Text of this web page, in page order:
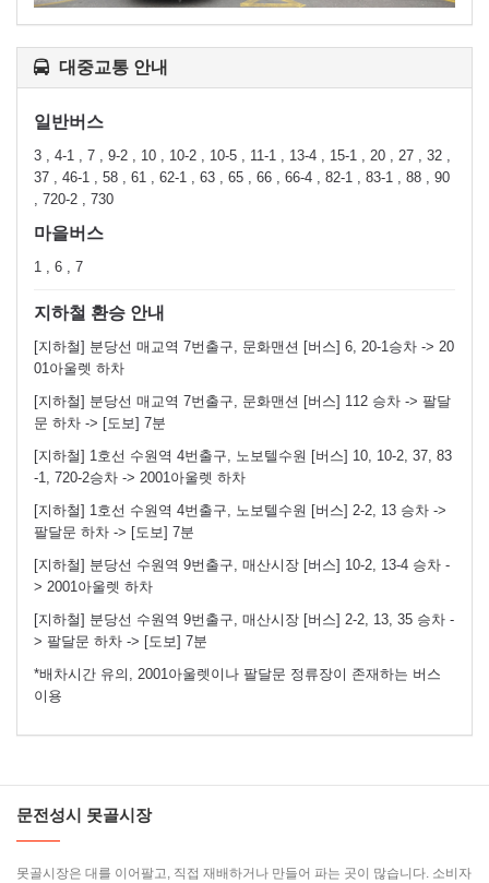
대중교통 안내
일반버스
3 , 4-1 , 7 , 9-2 , 10 , 10-2 , 10-5 , 11-1 , 13-4 , 15-1 , 20 , 27 , 32 ,
37 , 46-1 , 58 , 61 , 62-1 , 63 , 65 , 66 , 66-4 , 82-1 , 83-1 , 88 , 90
, 720-2 , 730
마을버스
1 , 6 , 7
지하철 환승 안내
[지하철] 분당선 매교역 7번출구, 문화맨션 [버스] 6, 20-1승차 -> 20
01아울렛 하차
[지하철] 분당선 매교역 7번출구, 문화맨션 [버스] 112 승차 -> 팔달
문 하차 -> [도보] 7분
[지하철] 1호선 수원역 4번출구, 노보텔수원 [버스] 10, 10-2, 37, 83
-1, 720-2승차 -> 2001아울렛 하차
[지하철] 1호선 수원역 4번출구, 노보텔수원 [버스] 2-2, 13 승차 ->
팔달문 하차 -> [도보] 7분
[지하철] 분당선 수원역 9번출구, 매산시장 [버스] 10-2, 13-4 승차 -
> 2001아울렛 하차
[지하철] 분당선 수원역 9번출구, 매산시장 [버스] 2-2, 13, 35 승차 -
> 팔달문 하차 -> [도보] 7분
*배차시간 유의, 2001아울렛이나 팔달문 정류장이 존재하는 버스
이용
문전성시 못골시장
못골시장은 대를 이어팔고, 직접 재배하거나 만들어 파는 곳이 많습니다. 소비자